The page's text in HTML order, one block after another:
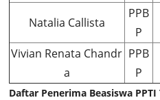
Natalia Callista
PPB
P
Vivian Renata Chandr
a
PPB
P
Daftar Penerima Beasiswa